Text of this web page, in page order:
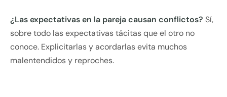
¿Las expectativas en la pareja causan conflictos? Sí,
sobre todo las expectativas tácitas que el otro no
conoce. Explicitarlas y acordarlas evita muchos
malentendidos y reproches.